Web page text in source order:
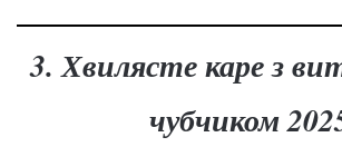
3. Хвилясте каре з
чубчиком